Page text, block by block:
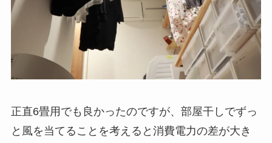
正直6畳用でも良かったのですが、部屋干しでずっ
と風を当てることを考えると消費電力の差が大き